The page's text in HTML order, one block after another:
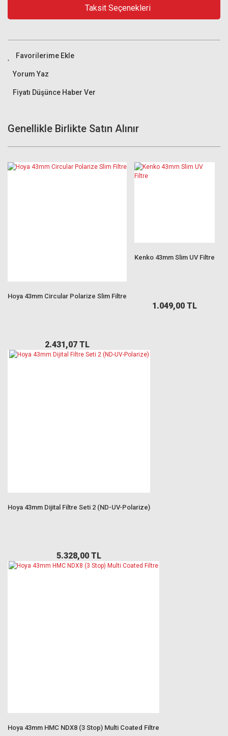
Taksit Seçenekleri
Yorum Yaz
Fiyatı Düşünce Haber Ver
Genellikle Birlikte Satın Alınır
Hoya 43mm Circular Polarize Slim Filtre
2.431,07 TL
Kenko 43mm Slim UV Filtre
1.049,00 TL
Hoya 43mm Dijital Filtre Seti 2 (ND-UV-Polarize)
5.328,00 TL
Hoya 43mm HMC NDX8 (3 Stop) Multi Coated Filtre